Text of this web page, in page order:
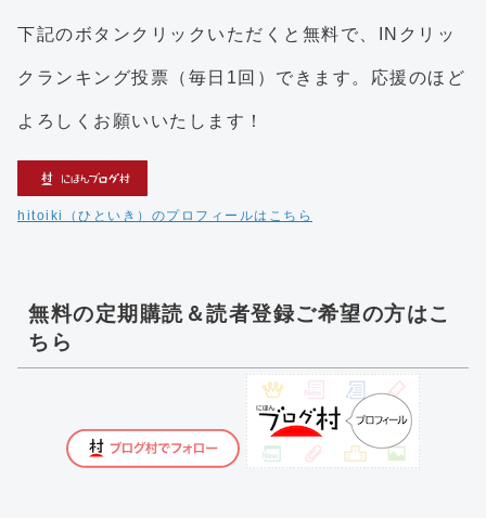
下記のボタンクリックいただくと無料で、INクリッ
クランキング投票（毎日1回）できます。応援のほど
よろしくお願いいたします！
hitoiki（ひといき）のプロフィールはこちら
無料の定期購読＆読者登録ご希望の方はこ
ちら